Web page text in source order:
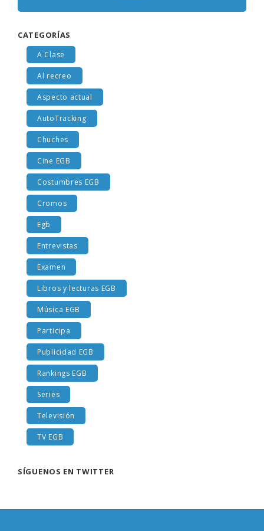
CATEGORÍAS
A Clase
Al recreo
Aspecto actual
AutoTracking
Chuches
Cine EGB
Costumbres EGB
Cromos
Egb
Entrevistas
Examen
Libros y lecturas EGB
Música EGB
Participa
Publicidad EGB
Rankings EGB
Series
Televisión
TV EGB
SÍGUENOS EN TWITTER